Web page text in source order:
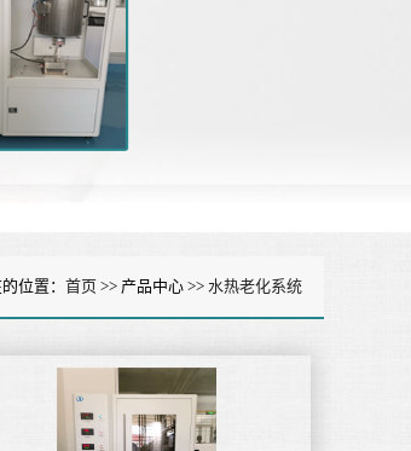
位置： 首页 >> 产品中心 >> 水热老化系统